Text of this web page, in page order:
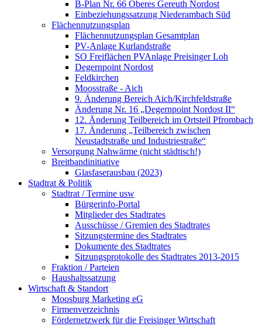
B-Plan Nr. 66 Oberes Gereuth Nordost
Einbeziehungssatzung Niederambach Süd
Flächennutzungsplan
Flächennutzungsplan Gesamtplan
PV-Anlage Kurlandstraße
SO Freiflächen PV­Anlage Preisinger Loh
Degernpoint Nordost
Feldkirchen
Moosstraße - Aich
9. Änderung Bereich Aich/Kirchfeldstraße
Änderung Nr. 16 „Degernpoint Nordost II“
12. Änderung Teilbereich im Ortsteil Pfrombach
17. Änderung „Teilbereich zwischen
Neustadtstraße und Industriestraße“
Versorgung Nahwärme (nicht städtisch!)
Breitbandinitiative
Glasfaserausbau (2023)
Stadtrat & Politik
Stadtrat / Termine usw
Bürgerinfo-Portal
Mitglieder des Stadtrates
Ausschüsse / Gremien des Stadtrates
Sitzungstermine des Stadtrates
Dokumente des Stadtrates
Sitzungsprotokolle des Stadtrates 2013-2015
Fraktion / Parteien
Haushaltssatzung
Wirtschaft & Standort
Moosburg Marketing eG
Firmenverzeichnis
Fördernetzwerk für die Freisinger Wirtschaft